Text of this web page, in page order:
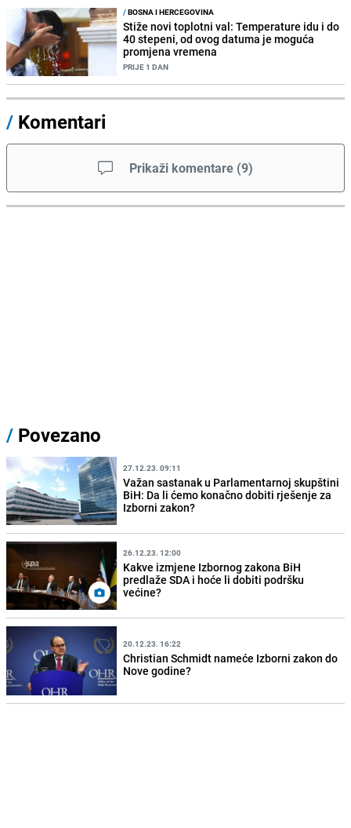
/BOSNA I HERCEGOVINA
Stiže novi toplotni val: Temperature idu i do
40 stepeni, od ovog datuma je moguća
promjena vremena
PRIJE 1 DAN
/ Komentari
Prikaži komentare (9)
/ Povezano
27.12.23. 09:11
Važan sastanak u Parlamentarnoj skupštini
BiH: Da li ćemo konačno dobiti rješenje za
Izborni zakon?
26.12.23. 12:00
Kakve izmjene Izbornog zakona BiH
predlaže SDA i hoće li dobiti podršku
većine?
20.12.23. 16:22
Christian Schmidt nameće Izborni zakon do
Nove godine?